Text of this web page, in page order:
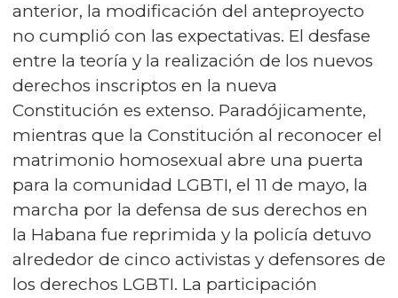
anterior, la modificación del anteproyecto
no cumplió con las expectativas. El desfase
entre la teoría y la realización de los nuevos
derechos inscriptos en la nueva
Constitución es extenso. Paradójicamente,
mientras que la Constitución al reconocer el
matrimonio homosexual abre una puerta
para la comunidad LGBTI, el 11 de mayo, la
marcha por la defensa de sus derechos en
la Habana fue reprimida y la policía detuvo
alrededor de cinco activistas y defensores de
los derechos LGBTI. La participación